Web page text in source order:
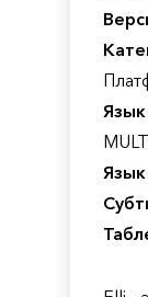
Язык